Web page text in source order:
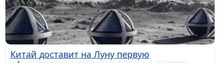
Китай доставит на Луну первую